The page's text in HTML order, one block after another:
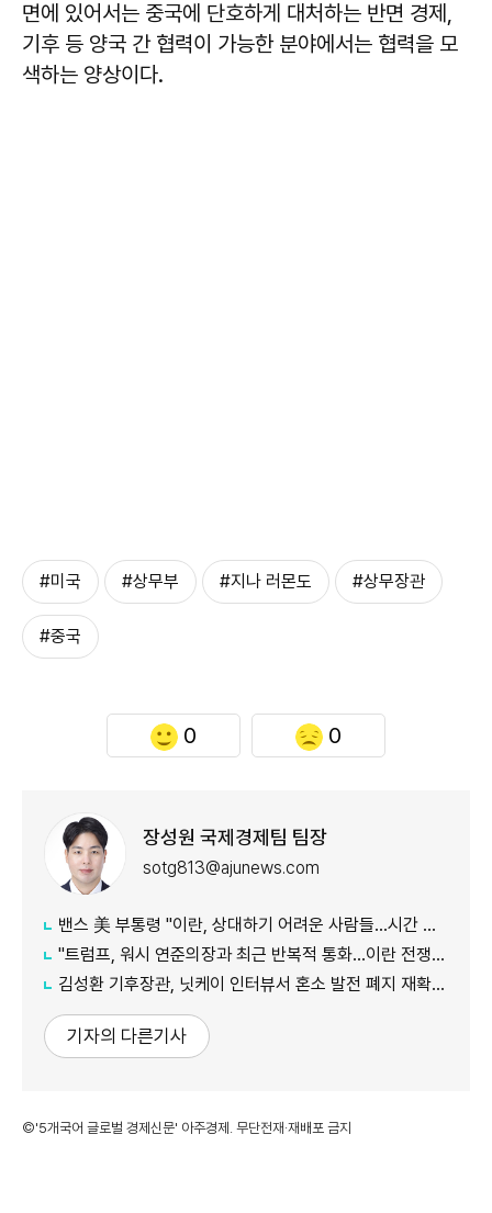
면에 있어서는 중국에 단호하게 대처하는 반면 경제,
기후 등 양국 간 협력이 가능한 분야에서는 협력을 모
색하는 양상이다.
#미국 #상무부 #지나 러몬도 #상무장관
#중국
0 0
장성원 국제경제팀 팀장
sotg813@ajunews.com
밴스 美 부통령 "이란, 상대하기 어려운 사람들…시간 걸릴 것"
"트럼프, 워시 연준의장과 최근 반복적 통화…이란 전쟁 등 자문 구해"
김성환 기후장관, 닛케이 인터뷰서 혼소 발전 폐지 재확인…"日 암모니아 조달 영향 전망"
기자의 다른기사
©'5개국어 글로벌 경제신문' 아주경제. 무단전재·재배포 금지